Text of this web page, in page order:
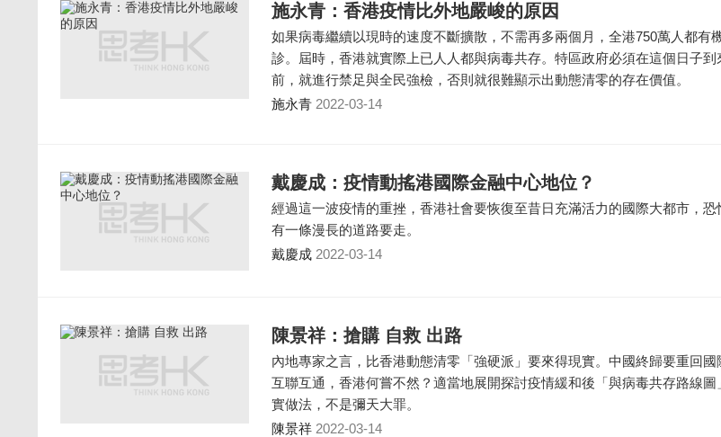
施永青：香港疫情比外地嚴峻的原因
如果病毒繼續以現時的速度不斷擴散，不需再多兩個月，全港750萬人都有
診。屆時，香港就實際上已人人都與病毒共存。特區政府必須在這個日子到
前，就進行禁足與全民強檢，否則就很難顯示出動態清零的存在價值。
施永青 2022-03-14
戴慶成：疫情動搖港國際金融中心地位？
經過這一波疫情的重挫，香港社會要恢復至昔日充滿活力的國際大都市，恐
有一條漫長的道路要走。
戴慶成 2022-03-14
陳景祥：搶購 自救 出路
內地專家之言，比香港動態清零「強硬派」要來得現實。中國終歸要重回國
互聯互通，香港何嘗不然？適當地展開探討疫情緩和後「與病毒共存路線圖
實做法，不是彌天大罪。
陳景祥 2022-03-14